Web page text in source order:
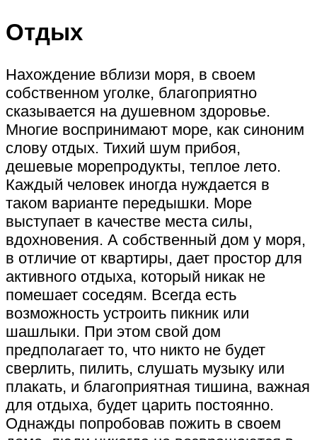
Отдых
Нахождение вблизи моря, в своем
собственном уголке, благоприятно
сказывается на душевном здоровье.
Многие воспринимают море, как синоним
слову отдых. Тихий шум прибоя,
дешевые морепродукты, теплое лето.
Каждый человек иногда нуждается в
таком варианте передышки. Море
выступает в качестве места силы,
вдохновения. А собственный дом у моря,
в отличие от квартиры, дает простор для
активного отдыха, который никак не
помешает соседям. Всегда есть
возможность устроить пикник или
шашлыки. При этом свой дом
предполагает то, что никто не будет
сверлить, пилить, слушать музыку или
плакать, и благоприятная тишина, важная
для отдыха, будет царить постоянно.
Однажды попробовав пожить в своем